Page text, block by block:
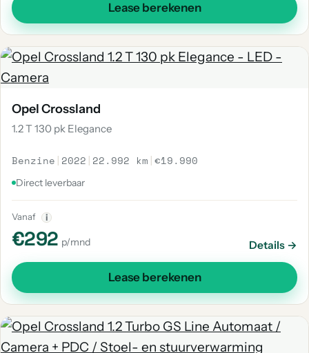
Lease berekenen
Opel Crossland
1.2 T 130 pk Elegance
Benzine | 2022 | 22.992 km |€19.990
Direct leverbaar
Vanaf i
€292 p/mnd Details →
Lease berekenen